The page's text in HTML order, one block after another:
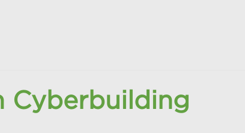
Cyberbuilding